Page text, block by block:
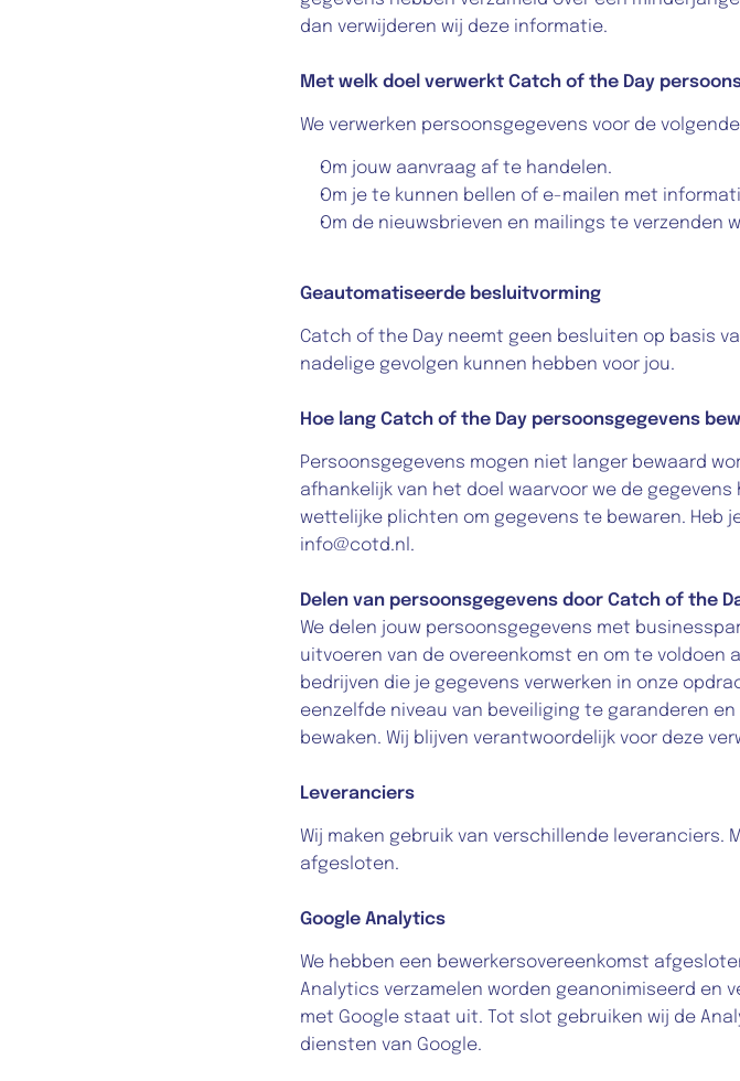
dan verwijderen wij deze informatie.
Met welk doel verwerkt Catch of the Day
We verwerken persoonsgegevens voor de
Om jouw aanvraag af te handelen.
Om je te kunnen bellen of e-mailen met
Om de nieuwsbrieven en mailings te verzenden
Geautomatiseerde besluitvorming
Catch of the Day neemt geen besluiten op basis
nadelige gevolgen kunnen hebben voor jou.
Hoe lang Catch of the Day persoonsgegevens
Persoonsgegevens mogen niet langer bewaard
afhankelijk van het doel waarvoor we de
wettelijke plichten om gegevens te bewaren. Heb
info@cotd.nl.
Delen van persoonsgegevens door Catch of the
We delen jouw persoonsgegevens met
uitvoeren van de overeenkomst en om te
bedrijven die je gegevens verwerken in onze
eenzelfde niveau van beveiliging te garanderen
bewaken. Wij blijven verantwoordelijk voor deze
Leveranciers
Wij maken gebruik van verschillende
afgesloten.
Google Analytics
We hebben een bewerkersovereenkomst
Analytics verzamelen worden geanonimiseerd en
met Google staat uit. Tot slot gebruiken wij de
diensten van Google.